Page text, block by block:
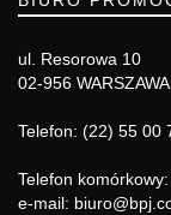
ul. Resorowa 10
02-956 WARSZAWA
Telefon: (22) 55 00
Telefon
e-mail: